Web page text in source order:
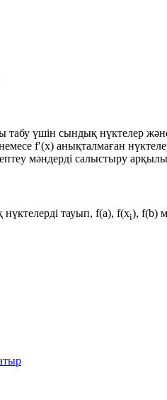
табу үшін сындық нүктелер
f′(x) анықталмаған
мәндерді салыстыру
тауып, f(a), f(xi), f(b)